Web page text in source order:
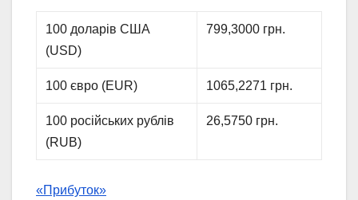
100 доларів США
(USD)
799,3000 грн.
100 євро (EUR) 1065,2271 грн.
100 російських рублів
(RUB)
26,5750 грн.
«Прибуток»